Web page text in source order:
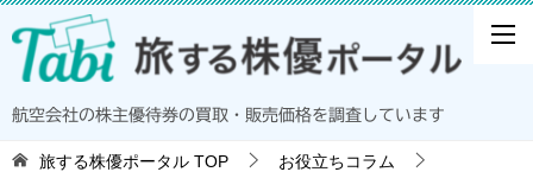
航空会社の株主優待券の買取・販売価格を調査しています
旅する株優ポータル TOP
お役立ちコラム